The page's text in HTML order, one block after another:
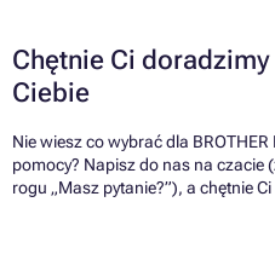
Chętnie Ci
Ciebie
Nie wiesz co wybrać dla
pomocy? Napisz do nas na czacie
rogu „Masz pytanie?”), a chętnie